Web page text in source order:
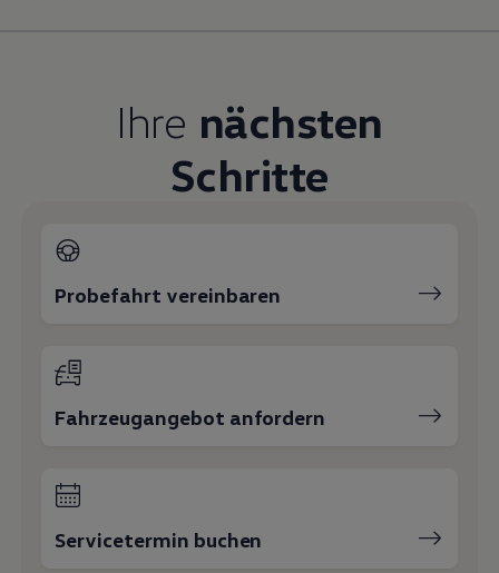
Volkswagen R
Pannen- und Unfallhilfe
Volkswagen Kundenbetreuung
Ihre nächsten
Schritte
Probefahrt vereinbaren
Fahrzeugangebot anfordern
Servicetermin buchen